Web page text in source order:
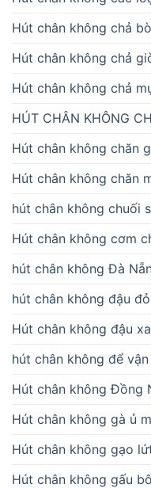
Hút chân không chả bò
Hút chân không chả
Hút chân không chả
HÚT CHÂN KHÔNG
Hút chân không chăn
Hút chân không chăn
hút chân không chuối
Hút chân không cơm
hút chân không Đà
hút chân không đậu đỏ
Hút chân không đậu
hút chân không để
Hút chân không Đồng
Hút chân không gà ủ
Hút chân không gạo
Hút chân không gấu